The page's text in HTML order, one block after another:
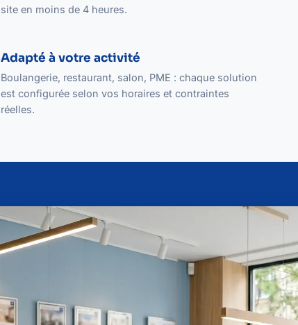
site en moins de 4 heures.
Adapté à votre activité
Boulangerie, restaurant, salon, PME : chaque solution
est configurée selon vos horaires et contraintes
réelles.